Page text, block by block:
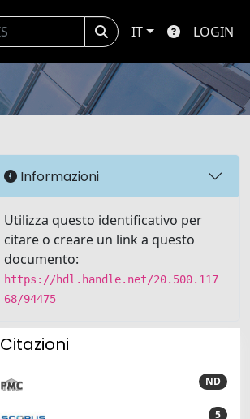
IT LOGIN
Informazioni
Utilizza questo identificativo per
citare o creare un link a questo
documento:
https://hdl.handle.net/20.500.117
68/94475
Citazioni
ND
5